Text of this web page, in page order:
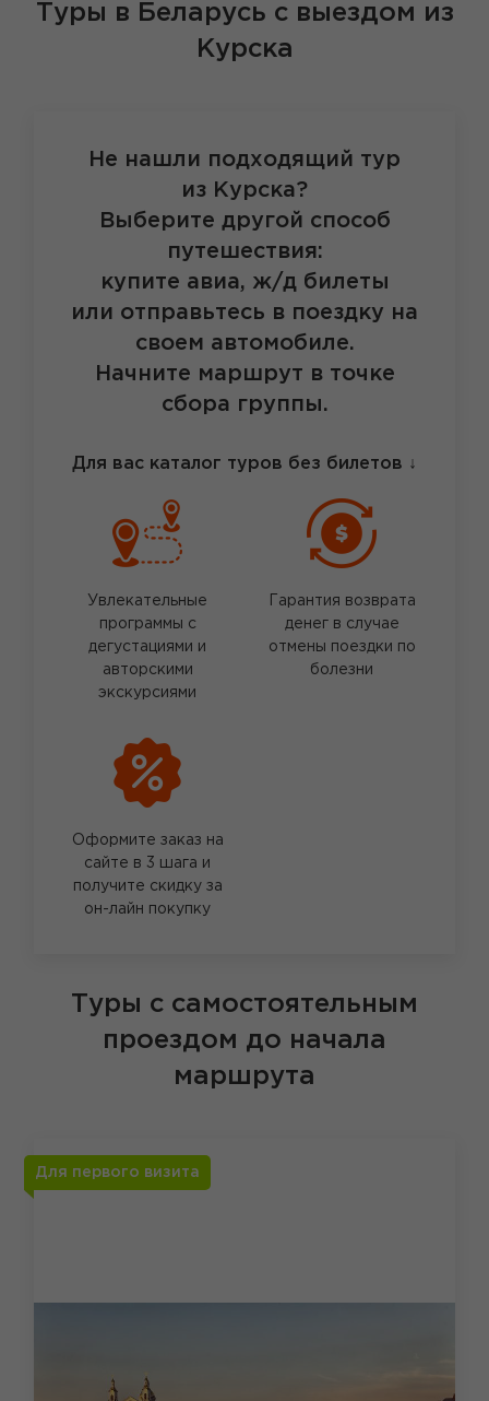
Туры в Беларусь с выездом из
Курска
Не нашли подходящий тур
из Курска?
Выберите другой способ
путешествия:
купите авиа, ж/д билеты
или отправьтесь в поездку на
своем автомобиле.
Начните маршрут в точке
сбора группы.
Для вас каталог туров без билетов ↓
Увлекательные
программы с
дегустациями и
авторскими
экскурсиями
Гарантия возврата
денег в случае
отмены поездки по
болезни
Оформите заказ на
сайте в 3 шага и
получите скидку за
он-лайн покупку
Туры с самостоятельным
проездом до начала
маршрута
Для первого визита